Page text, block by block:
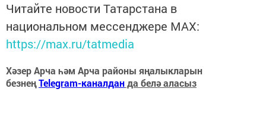
Читайте новости Татарстана в
национальном мессенджере MАХ:
https://max.ru/tatmedia
Хәзер Арча һәм Арча районы яңалыкларын
безнеңTelegram-каналданда белә аласыз